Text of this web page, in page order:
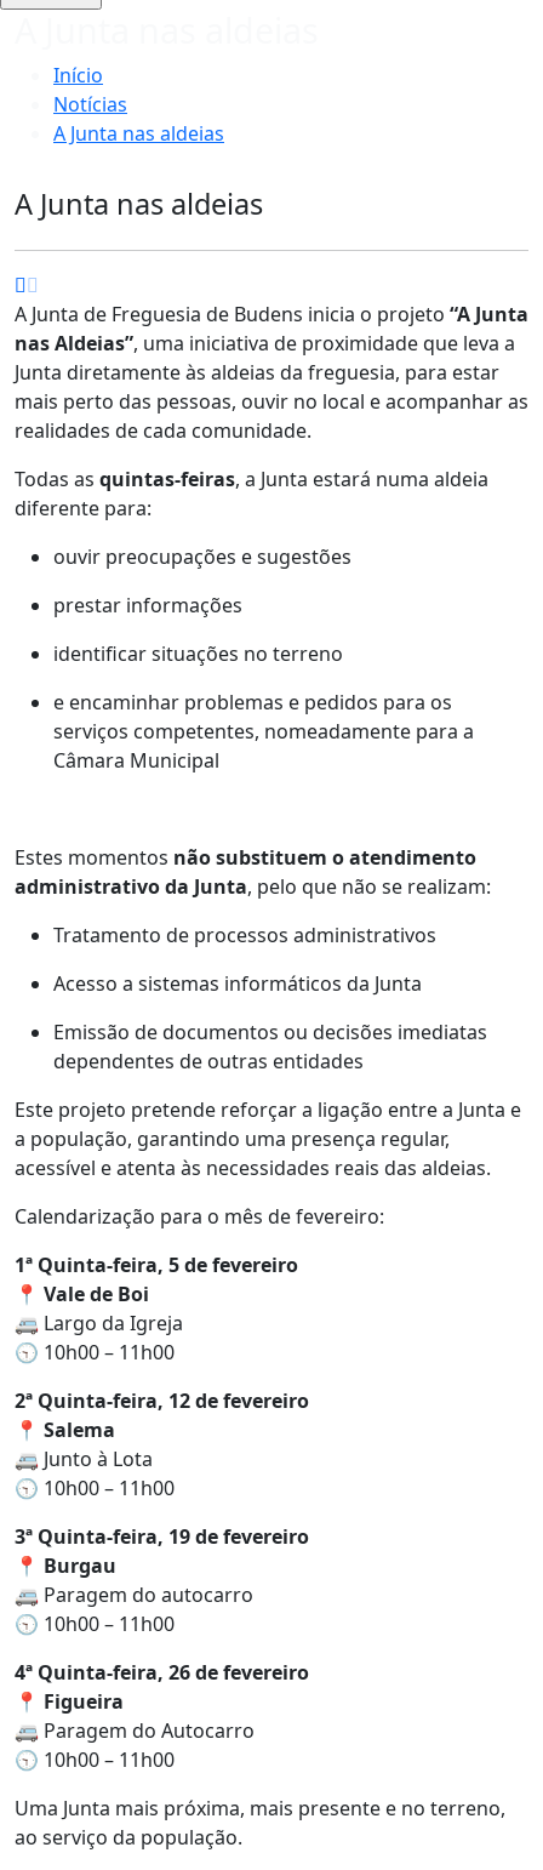
Início
Notícias
A Junta nas aldeias
A Junta nas aldeias
A Junta de Freguesia de Budens inicia o projeto “A Junta
nas Aldeias”, uma iniciativa de proximidade que leva a
Junta diretamente às aldeias da freguesia, para estar
mais perto das pessoas, ouvir no local e acompanhar as
realidades de cada comunidade.
Todas as quintas-feiras, a Junta estará numa aldeia
diferente para:
ouvir preocupações e sugestões
prestar informações
identificar situações no terreno
e encaminhar problemas e pedidos para os
serviços competentes, nomeadamente para a
Câmara Municipal
Estes momentos não substituem o atendimento
administrativo da Junta, pelo que não se realizam:
Tratamento de processos administrativos
Acesso a sistemas informáticos da Junta
Emissão de documentos ou decisões imediatas
dependentes de outras entidades
Este projeto pretende reforçar a ligação entre a Junta e
a população, garantindo uma presença regular,
acessível e atenta às necessidades reais das aldeias.
Calendarização para o mês de fevereiro:
1ª Quinta-feira, 5 de fevereiro
📍 Vale de Boi
🚐 Largo da Igreja
🕤 10h00 – 11h00
2ª Quinta-feira, 12 de fevereiro
📍 Salema
🚐 Junto à Lota
🕤 10h00 – 11h00
3ª Quinta-feira, 19 de fevereiro
📍 Burgau
🚐 Paragem do autocarro
🕤 10h00 – 11h00
4ª Quinta-feira, 26 de fevereiro
📍 Figueira
🚐 Paragem do Autocarro
🕤 10h00 – 11h00
Uma Junta mais próxima, mais presente e no terreno,
ao serviço da população.